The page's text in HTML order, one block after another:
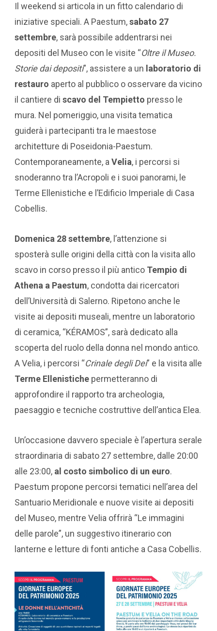
Il weekend si articola in un fitto calendario di
iniziative speciali. A Paestum,sabato 27
settembre, sarà possibile addentrarsi nei
depositi del Museo con le visite “Oltre il Museo.
Storie dai depositi”, assistere a un laboratorio di
restauro aperto al pubblico o osservare da vicino
il cantiere di scavo del Tempietto presso le
mura. Nel pomeriggio, una visita tematica
guiderà i partecipanti tra le maestose
architetture di Poseidonia-Paestum.
Contemporaneamente, a Velia, i percorsi si
snoderanno tra l’Acropoli e i suoi panorami, le
Terme Ellenistiche e l’Edificio Imperiale di Casa
Cobellis.
Domenica 28 settembre, l’attenzione si
sposterà sulle origini della città con la visita allo
scavo in corso presso il più antico Tempio di
Athena a Paestum, condotta dai ricercatori
dell’Università di Salerno. Ripetono anche le
visite ai depositi museali, mentre un laboratorio
di ceramica, “KÉRAMOS”, sarà dedicato alla
scoperta del ruolo della donna nel mondo antico.
A Velia, i percorsi “Crinale degli Dei” e la visita alle
Terme Ellenistiche permetteranno di
approfondire il rapporto tra archeologia,
paesaggio e tecniche costruttive dell’antica Elea.
Un’occasione davvero speciale è l’apertura serale
straordinaria di sabato 27 settembre, dalle 20:00
alle 23:00, al costo simbolico di un euro.
Paestum propone percorsi tematici nell’area del
Santuario Meridionale e nuove visite ai depositi
del Museo, mentre Velia offrirà “Le immagini
delle parole”, un suggestivo itinerario con
lanterne e letture di fonti antiche a Casa Cobellis.